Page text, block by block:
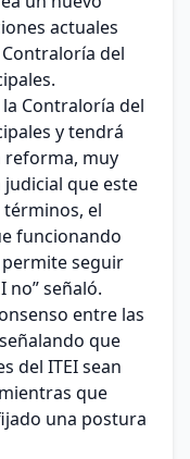
actuales
del
Contraloría del
y tendrá
reforma, muy
que este
el
funcionando
seguir
no” señaló.
entre las
que
del ITEI sean
que
una postura